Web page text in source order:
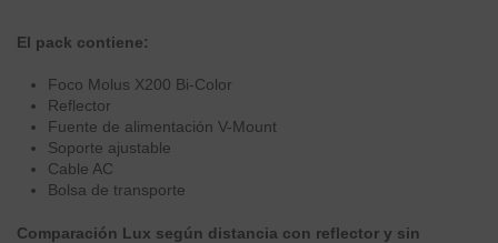
El pack contiene:
Foco Molus X200 Bi-Color
Reflector
Fuente de alimentación V-Mount
Soporte ajustable
Cable AC
Bolsa de transporte
Comparación Lux según distancia con reflector y sin